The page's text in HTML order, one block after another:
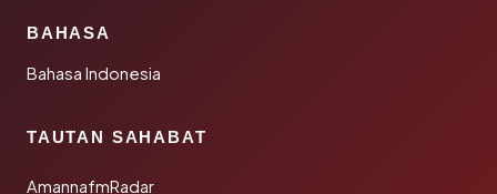
BAHASA
Bahasa Indonesia
TAUTAN SAHABAT
AmannafmRadar